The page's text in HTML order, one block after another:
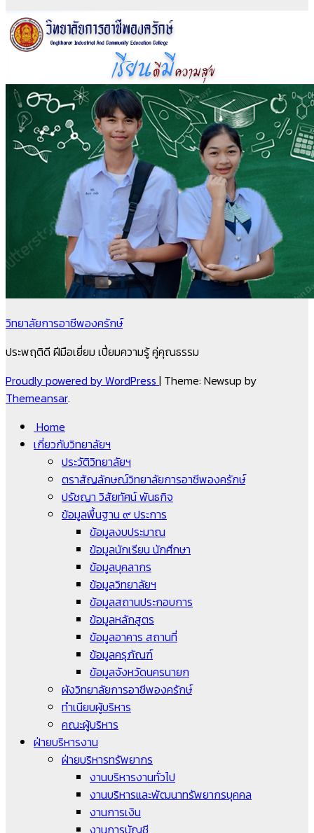
วิทยาลัยการอาชีพองครักษ์
ประพฤติดี ฝีมือเยี่ยม เปี่ยมความรู้ คู่คุณธรรม
Proudly powered by WordPress | Theme: Newsup by
Themeansar.
Home
เกี่ยวกับวิทยาลัยฯ
ประวัติวิทยาลัยฯ
ตราสัญลักษณ์วิทยาลัยการอาชีพองครักษ์
ปรัชญา วิสัยทัศน์ พันธกิจ
ข้อมูลพื้นฐาน ๙ ประการ
ข้อมูลงบประมาณ
ข้อมูลนักเรียน นักศึกษา
ข้อมูลบุคลากร
ข้อมูลวิทยาลัยฯ
ข้อมูลสถานประกอบการ
ข้อมูลหลักสูตร
ข้อมูลอาคาร สถานที่
ข้อมูลครุภัณฑ์
ข้อมูลจังหวัดนครนายก
ผังวิทยาลัยการอาชีพองครักษ์
ทำเนียบผู้บริหาร
คณะผู้บริหาร
ฝ่ายบริหารงาน
ฝ่ายบริหารทรัพยากร
งานบริหารงานทั่วไป
งานบริหารและพัฒนาทรัพยากรบุคคล
งานการเงิน
งานการบัญชี